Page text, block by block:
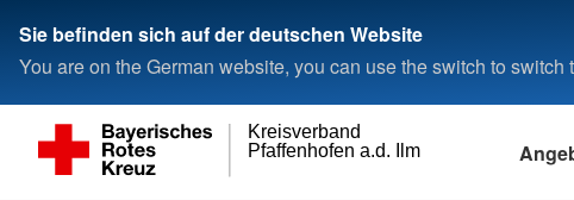
Sie befinden sich auf der deutschen Website
You are on the German website, you can use the switch to switch
Pfaffenhofen a.d. Ilm
Kreisverband